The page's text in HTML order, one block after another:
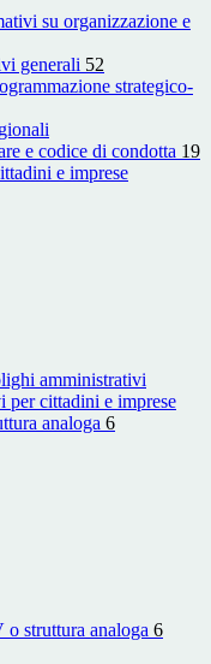
su organizzazione e
generali 52
strategico-
e codice di condotta 19
e imprese
amministrativi
per cittadini e imprese
analoga 6
struttura analoga 6